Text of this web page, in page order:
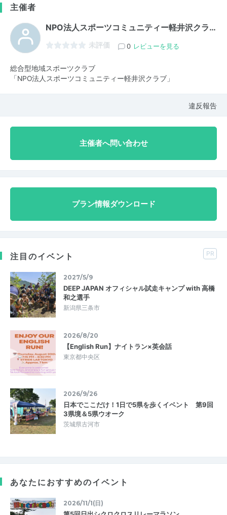
主催者
NPO法人スポーツコミュニティー軽井沢クラ…
未評価 0 レビューを見る
総合型地域スポーツクラブ
「NPO法人スポーツコミュニティー軽井沢クラブ」
違反報告
主催者へ問い合わせ
プラン情報ダウンロード
注目のイベント PR
2027/5/9
DEEP JAPAN オフィシャル試走キャンプ with 高橋
和之選手
新潟県三条市
2026/8/20
【English Run】ナイトラン×英会話
東京都中央区
2026/9/26
日本でここだけ！1日で5県を歩くイベント 第9回
3県境＆5県ウオーク
茨城県古河市
あなたにおすすめのイベント
2026/11/1(日)